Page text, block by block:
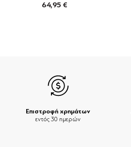
64,95 €
Επιστροφή χρημάτων
εντός 30 ημερών